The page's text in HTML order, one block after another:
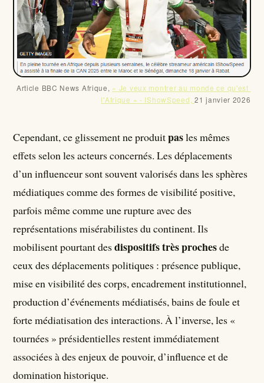
Article BBC News Afrique, « Je veux montrer au monde ce qu'est
l'Afrique » - IShowSpeed, 21 janvier 2026
Cependant, ce glissement ne produitpasles mêmes
effets selon les acteurs concernés. Les déplacements
d’un influenceur sont souvent valorisés dans les sphères
médiatiques comme des formes de visibilité positive,
parfois même comme une rupture avec des
représentations misérabilistes du continent. Ils
mobilisent pourtant desdispositifs très prochesde
ceux des déplacements politiques : présence publique,
mise en visibilité des corps, encadrement institutionnel,
production d’événements médiatisés, bains de foule et
forte médiatisation des interactions. À l’inverse, les «
tournées » présidentielles restent immédiatement
associées à des enjeux de pouvoir, d’influence et de
domination historique.